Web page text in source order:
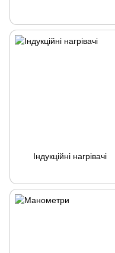
Індукційні нагрівачі